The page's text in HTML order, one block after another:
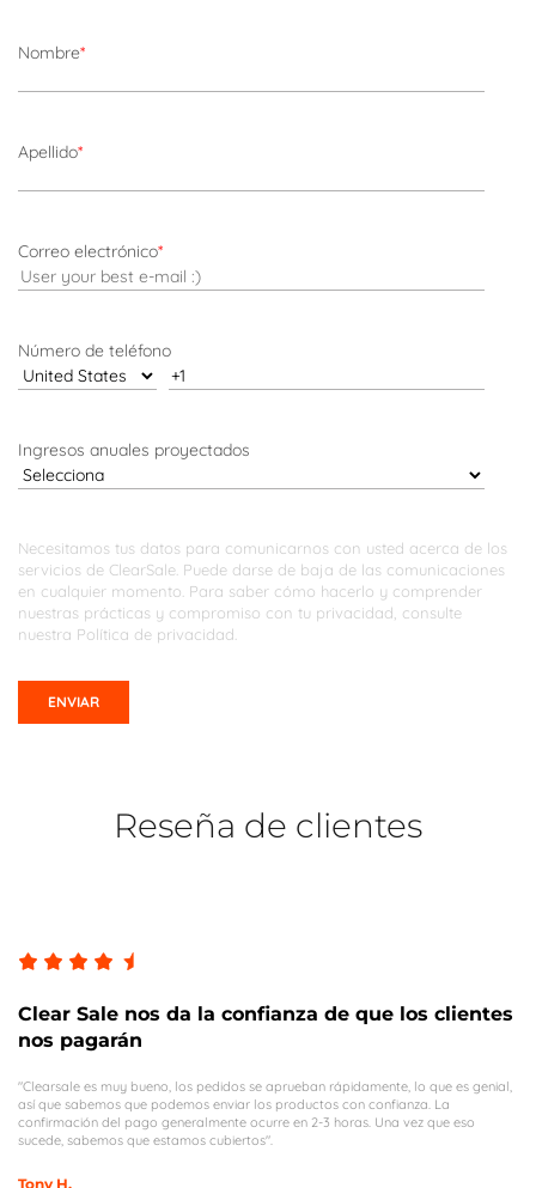
Nombre*
Apellido*
Correo electrónico*
Número de teléfono
Ingresos anuales proyectados
Necesitamos tus datos para comunicarnos con usted acerca de los
servicios de ClearSale. Puede darse de baja de las comunicaciones
en cualquier momento. Para saber cómo hacerlo y comprender
nuestras prácticas y compromiso con tu privacidad, consulte
nuestra Política de privacidad.
Reseña de clientes
Clear Sale nos da la confianza de que los clientes
nos pagarán
"Clearsale es muy bueno, los pedidos se aprueban rápidamente, lo que es genial,
así que sabemos que podemos enviar los productos con confianza. La
confirmación del pago generalmente ocurre en 2-3 horas. Una vez que eso
sucede, sabemos que estamos cubiertos".
Tony H.